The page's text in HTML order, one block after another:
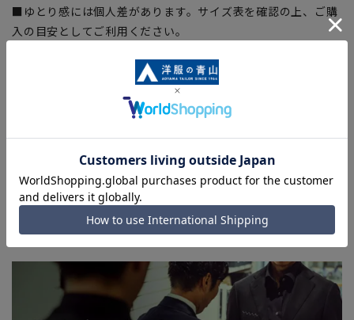
■ゆとり感には個人差があります。サイズ表を確認の上、ご購
入の目安としてご利用ください。
下での光加減により、実際の商品と掲載画像の色味が異なる場
■生地や仕様・デザインにより、着用感や実際のサイズ表に若
上、ご注文いただいたタイミングにより欠品が発生し、ご注文
を完了できない場合がございます。予めご了承ください。(お
急ぎ発送のご注文につきましても、ご注文のタイミングによっ
てはお急ぎ発送サービスを選択できない場合がございます。